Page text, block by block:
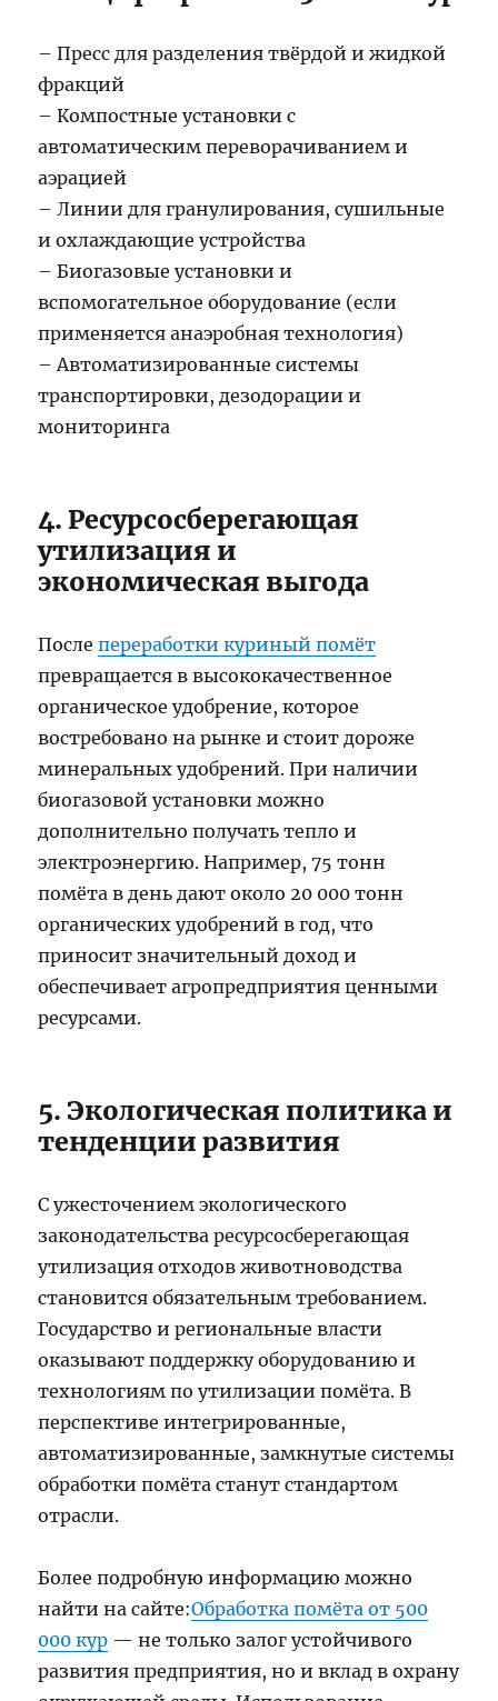
– Пресс для разделения твёрдой и жидкой
фракций
– Компостные установки с
автоматическим переворачиванием и
аэрацией
– Линии для гранулирования, сушильные
и охлаждающие устройства
– Биогазовые установки и
вспомогательное оборудование (если
применяется анаэробная технология)
– Автоматизированные системы
транспортировки, дезодорации и
мониторинга
4. Ресурсосберегающая
утилизация и
экономическая выгода
Послепереработки куриный помёт
превращается в высококачественное
органическое удобрение, которое
востребовано на рынке и стоит дороже
минеральных удобрений. При наличии
биогазовой установки можно
дополнительно получать тепло и
электроэнергию. Например, 75 тонн
помёта в день дают около 20 000 тонн
органических удобрений в год, что
приносит значительный доход и
обеспечивает агропредприятия ценными
ресурсами.
5. Экологическая политика и
тенденции развития
С ужесточением экологического
законодательства ресурсосберегающая
утилизация отходов животноводства
становится обязательным требованием.
Государство и региональные власти
оказывают поддержку оборудованию и
технологиям по утилизации помёта. В
перспективе интегрированные,
автоматизированные, замкнутые системы
обработки помёта станут стандартом
отрасли.
Более подробную информацию можно
найти на сайте:Обработка помёта от 500
000 кур — не только залог устойчивого
развития предприятия, но и вклад в охрану